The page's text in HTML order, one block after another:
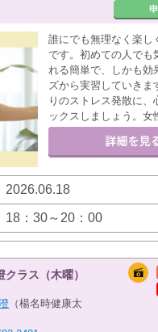
誰にでも無理なく楽し
です。初めての人でも
れる簡単で、しかも効
ズから実習していきま
りのストレス発散に、
ックスしましょう。女
2026.06.18
18：30～20：00
ラス（木曜）
（楊名時健康太